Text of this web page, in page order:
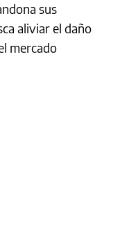
sus
aliviar el daño
mercado